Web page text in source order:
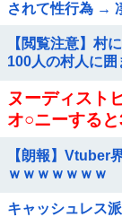
されて性行為 →
【閲覧注意】村
100人の村人に
ヌーディスト
オ○ニーする
【朗報】Vtuber
ｗｗｗｗｗｗｗ
キャッシュレス